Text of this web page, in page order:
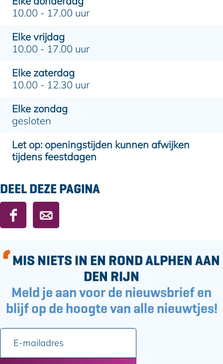
10.00 - 17.00 uur
Elke vrijdag
10.00 - 17.00 uur
Elke zaterdag
10.00 - 12.30 uur
Elke zondag
gesloten
Let op: openingstijden kunnen afwijken
tijdens feestdagen
DEEL DEZE PAGINA
D
e
l
d
z
e
p
a
g
D
e
l
d
z
e
p
a
g
MIS NIETS IN EN ROND ALPHEN AAN
DEN RIJN
Meld je aan voor de nieuwsbrief en
blijf op de hoogte van alle nieuwtjes!
E
m